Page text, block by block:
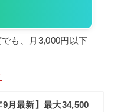
も、月3,000円以下
9月最新】最大34,500